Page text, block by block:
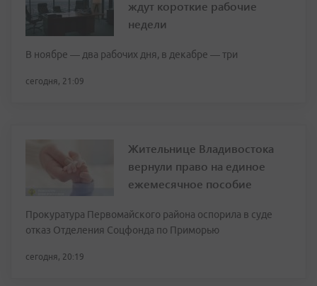
ждут короткие рабочие
недели
В ноябре — два рабочих дня, в декабре — три
сегодня, 21:09
Жительнице Владивостока
вернули право на единое
ежемесячное пособие
Прокуратура Первомайского района оспорила в суде
отказ Отделения Соцфонда по Приморью
сегодня, 20:19